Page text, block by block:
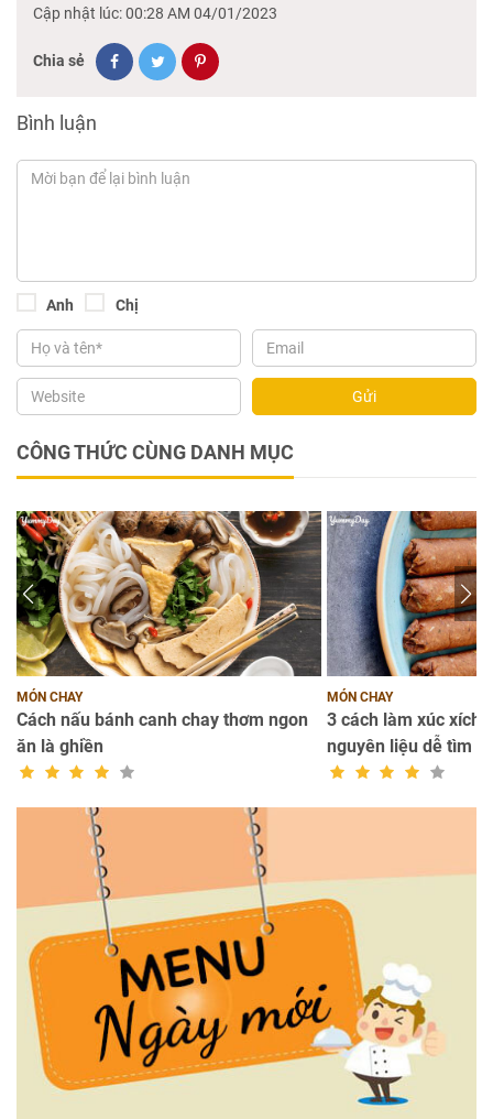
Cập nhật lúc: 00:28 AM 04/01/2023
Chia sẻ
Bình luận
Anh Chị
Gửi
CÔNG THỨC CÙNG DANH MỤC
MÓN CHAY
Cách nấu bánh canh chay thơm ngon
ăn là ghiền
MÓN CHAY
3 cách làm xúc xích
nguyên liệu dễ tìm